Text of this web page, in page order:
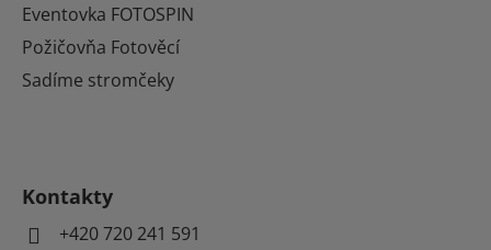
Eventovka FOTOSPIN
Požičovňa Fotověcí
Sadíme stromčeky
Kontakty
+420 720 241 591